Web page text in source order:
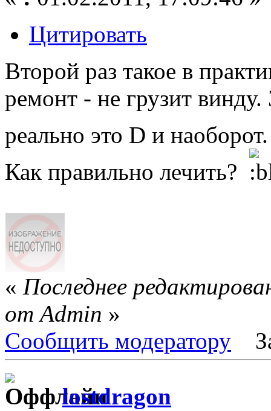
Цитировать
Второй раз такое в
ремонт - не грузит
реально это D и
Как правильно лечить?
« Последнее
от Admin »
Сообщить модератору
lostdragon